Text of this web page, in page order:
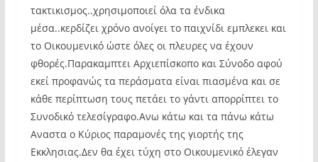
τακτικισμος..χρησιμοποιεί όλα τα ένδικα
μέσα..κερδίζει χρόνο ανοίγει το παιχνίδι εμπλεκει και
το Οικουμενικό ώστε όλες οι πλευρες να έχουν
φθορές.Παρακαμπτει Αρχιεπίσκοπο και Σύνοδο αφού
εκεί προφανώς τα περάσματα είναι πιασμένα και σε
κάθε περίπτωση τους πετάει το γάντι απορρίπτει το
Συνοδικό τελεσίγραφο.Ανω κάτω και τα πάνω κάτω
Αναστα ο Κύριος παραμονές της γιορτής της
Εκκλησιας.Δεν θα έχει τύχη στο Οικουμενικό έλεγαν